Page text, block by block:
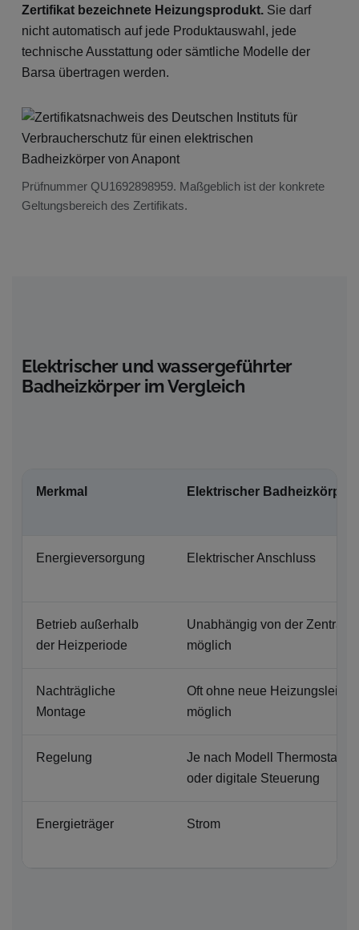
Zertifikat bezeichnete Heizungsprodukt. Sie darf
nicht automatisch auf jede Produktauswahl, jede
technische Ausstattung oder sämtliche Modelle der
Barsa übertragen werden.
Prüfnummer QU1692898959. Maßgeblich ist der konkrete
Geltungsbereich des Zertifikats.
Elektrischer und wassergeführter
Badheizkörper im Vergleich
Merkmal Elektrischer Badheizkörper
Energieversorgung Elektrischer Anschluss
Betrieb außerhalb
der Heizperiode
Unabhängig von der
möglich
Nachträgliche
Montage
Oft ohne neue
möglich
Regelung
Je nach Modell Thermostat,
oder digitale Steuerung
Energieträger Strom